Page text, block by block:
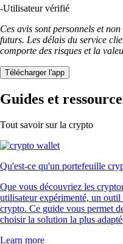
-Utilisateur vérifié
Ces avis sont personnels et
futurs. Les délais du service
comporte des risques et la
Télécharger l'app
Guides et
Tout savoir sur la crypto
Qu'est-ce qu'un portefeuille
Que vous découvriez les
utilisateur expérimenté, un
crypto. Ce guide vous permet
choisir la solution la plus
Learn more